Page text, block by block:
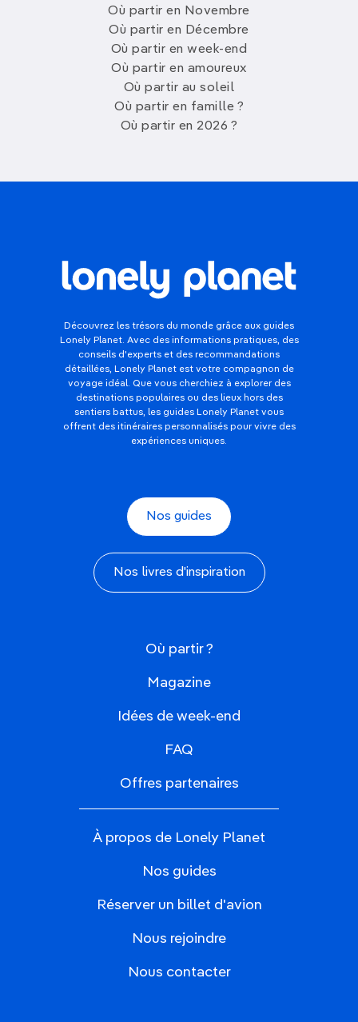
Où partir en Novembre
Où partir en Décembre
Où partir en week-end
Où partir en amoureux
Où partir au soleil
Où partir en famille ?
Où partir en 2026 ?
Découvrez les trésors du monde grâce aux guides
Lonely Planet. Avec des informations pratiques, des
conseils d'experts et des recommandations
détaillées, Lonely Planet est votre compagnon de
voyage idéal. Que vous cherchiez à explorer des
destinations populaires ou des lieux hors des
sentiers battus, les guides Lonely Planet vous
offrent des itinéraires personnalisés pour vivre des
expériences uniques.
Nos guides
Nos livres d'inspiration
Où partir ?
Magazine
Idées de week-end
FAQ
Offres partenaires
À propos de Lonely Planet
Nos guides
Réserver un billet d'avion
Nous rejoindre
Nous contacter